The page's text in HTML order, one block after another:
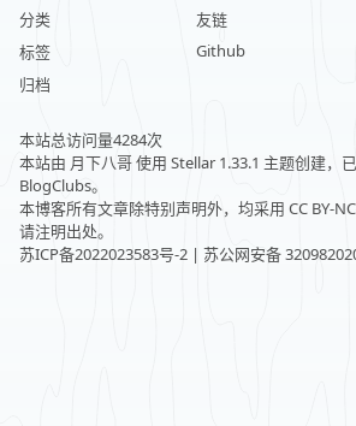
分类
标签
归档
友链
Github
本站总访问量4284次
本站由 月下八哥使用 Stellar 1.33.1 主题创建，
BlogClubs。
本博客所有文章除特别声明外，均采用 CC BY-
请注明出处。
苏ICP备2022023583号-2 | 苏公网安备